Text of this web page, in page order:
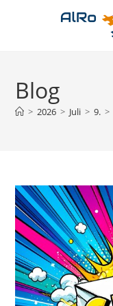
Blog
> 2026 > Juli > 9. >